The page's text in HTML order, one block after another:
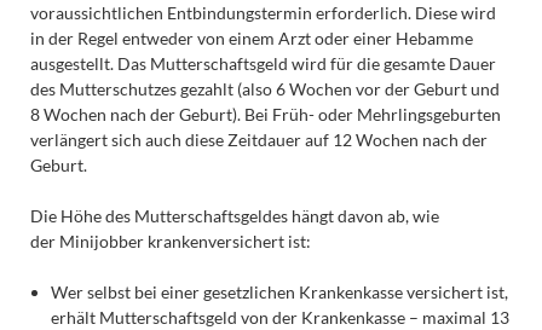
voraussichtlichen Entbindungstermin erforderlich. Diese wird
in der Regel entweder von einem Arzt oder einer Hebamme
ausgestellt. Das Mutterschaftsgeld wird für die gesamte Dauer
des Mutterschutzes gezahlt (also 6 Wochen vor der Geburt und
8 Wochen nach der Geburt). Bei Früh- oder Mehrlingsgeburten
verlängert sich auch diese Zeitdauer auf 12 Wochen nach der
Geburt.
Die Höhe des Mutterschaftsgeldes hängt davon ab, wie
der Minijobber krankenversichert ist:
Wer selbst bei einer gesetzlichen Krankenkasse versichert ist,
erhält Mutterschaftsgeld von der Krankenkasse – maximal 13